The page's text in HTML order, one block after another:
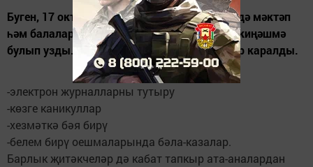
Буген, 17 октябрь көнне, мәгариф идарәсендә мәктәп
һәм балалар бакчалары җитәкчеләре өчен киңәшмә
булып узды. Киңәшмәдә түбәндәге сораулар каралды.
-электрон журналларны тутыру
-көзге каникуллар
-хезмәткә бәя бирү
-белем бирү оешмаларында бәла-казалар.
Барлык җитәкчеләр дә кабат тапкыр ата-аналардан